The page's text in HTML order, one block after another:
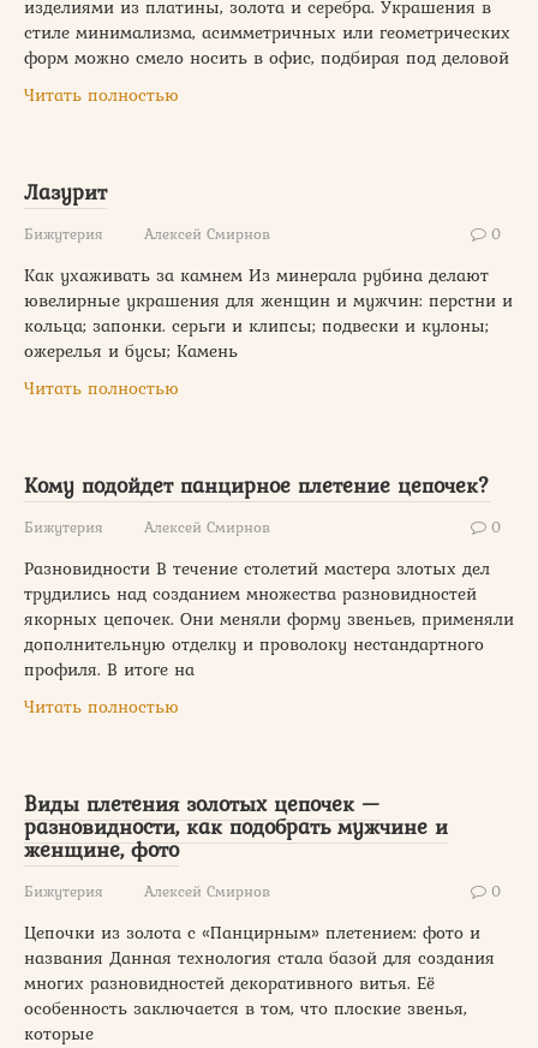
изделиями из платины, золота и серебра. Украшения в
стиле минимализма, асимметричных или геометрических
форм можно смело носить в офис, подбирая под деловой
Читать полностью
Лазурит
Бижутерия Алексей Смирнов 0
Как ухаживать за камнем Из минерала рубина делают
ювелирные украшения для женщин и мужчин: перстни и
кольца; запонки. серьги и клипсы; подвески и кулоны;
ожерелья и бусы; Камень
Читать полностью
Кому подойдет панцирное плетение цепочек?
Бижутерия Алексей Смирнов 0
Разновидности В течение столетий мастера злотых дел
трудились над созданием множества разновидностей
якорных цепочек. Они меняли форму звеньев, применяли
дополнительную отделку и проволоку нестандартного
профиля. В итоге на
Читать полностью
Виды плетения золотых цепочек —
разновидности, как подобрать мужчине и
женщине, фото
Бижутерия Алексей Смирнов 0
Цепочки из золота с «Панцирным» плетением: фото и
названия Данная технология стала базой для создания
многих разновидностей декоративного витья. Её
особенность заключается в том, что плоские звенья,
которые